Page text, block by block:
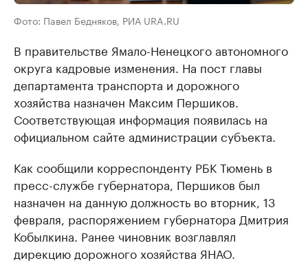
Фото: Павел Бедняков, РИА URA.RU
В правительстве Ямало-Ненецкого автономного
округа кадровые изменения. На пост главы
департамента транспорта и дорожного
хозяйства назначен Максим Першиков.
Соответствующая информация появилась на
официальном сайте администрации субъекта.
Как сообщили корреспонденту РБК Тюмень в
пресс-службе губернатора, Першиков был
назначен на данную должность во вторник, 13
февраля, распоряжением губернатора Дмитрия
Кобылкина. Ранее чиновник возглавлял
дирекцию дорожного хозяйства ЯНАО.